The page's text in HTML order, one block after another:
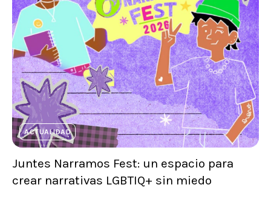
ACTUALIDAD
Juntes Narramos Fest: un espacio para
crear narrativas LGBTIQ+ sin miedo